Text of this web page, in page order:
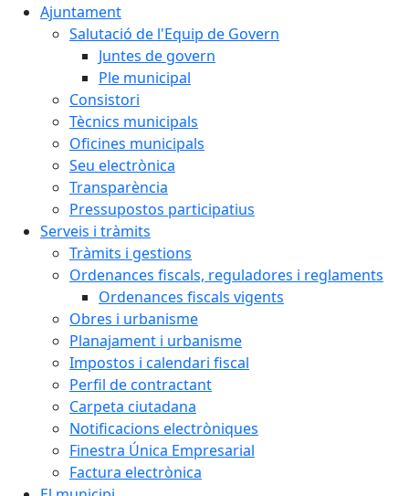
Ajuntament
Salutació de l'Equip de Govern
Juntes de govern
Ple municipal
Consistori
Tècnics municipals
Oficines municipals
Seu electrònica
Transparència
Pressupostos participatius
Serveis i tràmits
Tràmits i gestions
Ordenances fiscals, reguladores i reglaments
Ordenances fiscals vigents
Obres i urbanisme
Planajament i urbanisme
Impostos i calendari fiscal
Perfil de contractant
Carpeta ciutadana
Notificacions electròniques
Finestra Única Empresarial
Factura electrònica